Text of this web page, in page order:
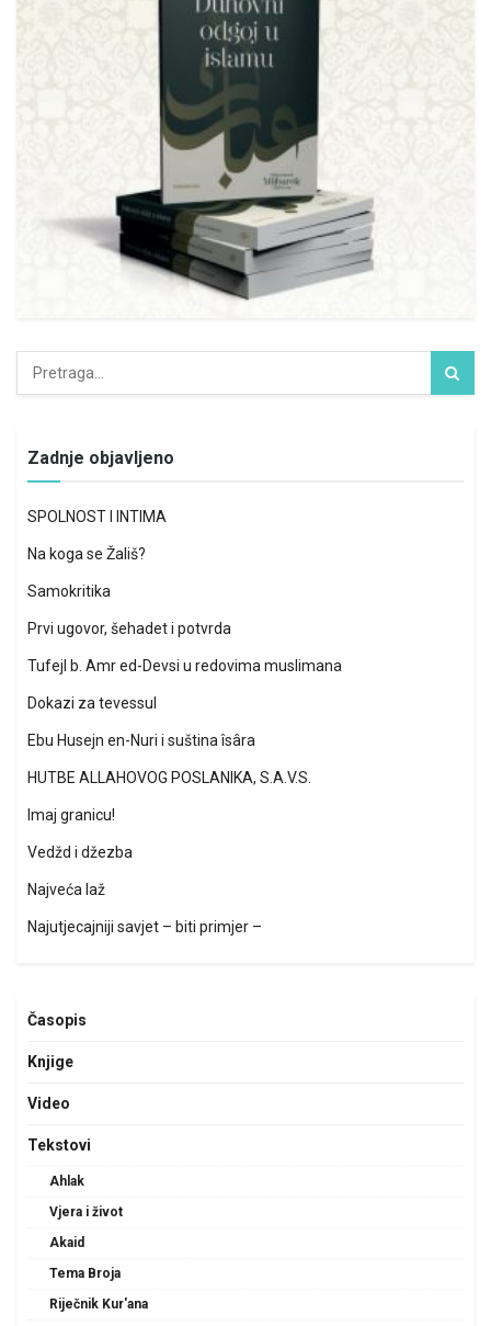
Zadnje objavljeno
SPOLNOST I INTIMA
Na koga se Žališ?
Samokritika
Prvi ugovor, šehadet i potvrda
Tufejl b. Amr ed-Devsi u redovima muslimana
Dokazi za tevessul
Ebu Husejn en-Nuri i suština îsâra
HUTBE ALLAHOVOG POSLANIKA, S.A.V.S.
Imaj granicu!
Vedžd i džezba
Najveća laž
Najutjecajniji savjet – biti primjer –
Časopis
Knjige
Video
Tekstovi
Ahlak
Vjera i život
Akaid
Tema Broja
Riječnik Kur'ana